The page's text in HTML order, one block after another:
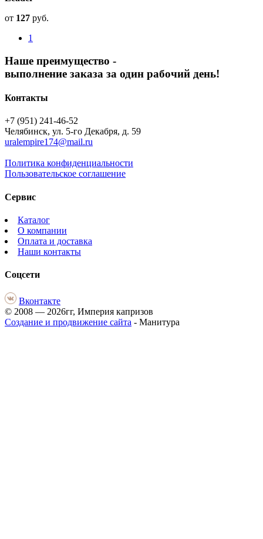
от 127 руб.
1
Наше преимущество -
выполнение заказа за один рабочий день!
Контакты
+7 (951) 241-46-52
Челябинск, ул. 5-го Декабря, д. 59
uralempire174@mail.ru
Политика конфиденциальности
Пользовательское соглашение
Сервис
Каталог
О компании
Оплата и доставка
Наши контакты
Соцсети
Вконтакте
© 2008 — 2026гг, Империя капризов
Создание и продвижение сайта - Манитура